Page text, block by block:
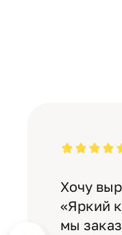
Хочу
«Яркий
мы